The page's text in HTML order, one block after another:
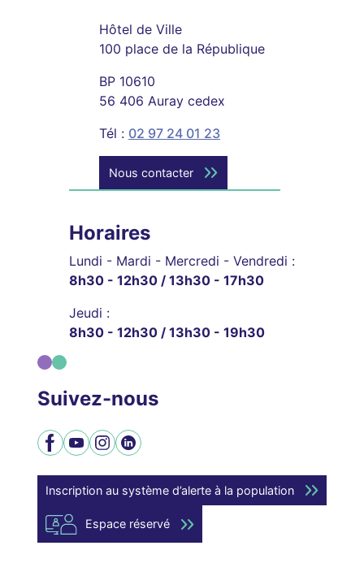
Hôtel de Ville
100 place de la République
BP 10610
56 406 Auray cedex
Tél : 02 97 24 01 23
Nous contacter
Horaires
Lundi - Mardi - Mercredi - Vendredi :
8h30 - 12h30 / 13h30 - 17h30
Jeudi :
8h30 - 12h30 / 13h30 - 19h30
Suivez-nous
Facebook
YouTubeInstagram
LinkedIn
Inscription au système d’alerte à la population
Espace réservé